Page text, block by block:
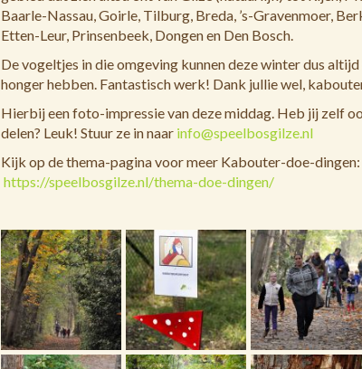
Baarle-Nassau, Goirle, Tilburg, Breda, ’s-Gravenmoer,
Etten-Leur, Prinsenbeek, Dongen en Den Bosch.
De vogeltjes in die omgeving kunnen deze winter dus
honger hebben. Fantastisch werk! Dank jullie wel,
Hierbij een foto-impressie van deze middag. Heb jij zelf
delen? Leuk! Stuur ze in naar info@speelbosgilze.nl
Kijk op de thema-pagina voor meer Kabouter-doe-dingen:
https://speelbosgilze.nl/thema-doe-dingen/